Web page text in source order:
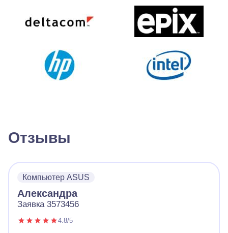
Отзывы
Компьютер ASUS
Александра
Заявка 3573456
4.8/5